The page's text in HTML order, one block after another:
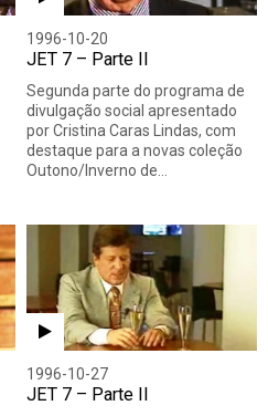
1996-10-20
JET 7 – Parte II
Segunda parte do programa de
divulgação social apresentado
por Cristina Caras Lindas, com
destaque para a novas coleção
Outono/Inverno de…
1996-10-27
JET 7 – Parte II